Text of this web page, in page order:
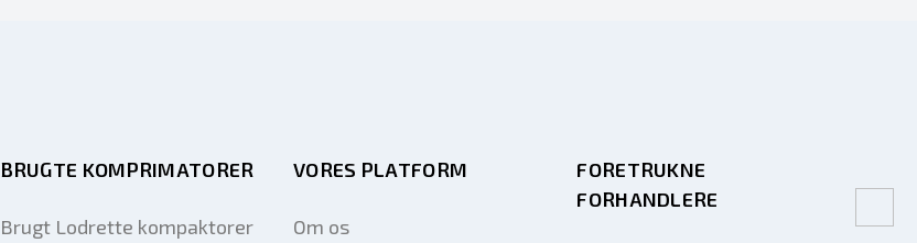
BRUGTE KOMPRIMATORER
Brugt Lodrette kompaktorer
VORES PLATFORM
Om os
FORETRUKNE
FORHANDLERE